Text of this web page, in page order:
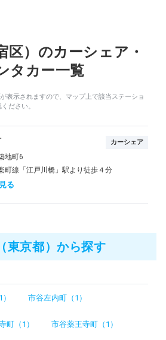
区）のカーシェア・
タカー一覧
表示されますので、マップ上で該当ステーショ
ださい。
カーシェア
地町6
町線「江戸川橋」駅より徒歩４分
る
東京都）から探す
市谷左内町（1）
町（1） 市谷薬王寺町（1）
リの使い方